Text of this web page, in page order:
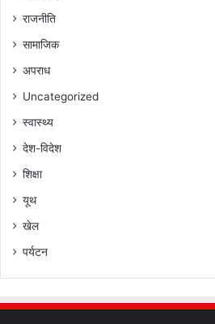
राजनीति
सामाजिक
अपराध
Uncategorized
स्वास्थ्य
देश-विदेश
शिक्षा
यूथ
खेल
पर्यटन